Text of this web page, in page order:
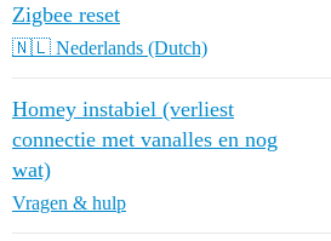
Zigbee reset
🇳🇱 Nederlands (Dutch)
Homey instabiel (verliest
connectie met vanalles en nog
wat)
Vragen & hulp